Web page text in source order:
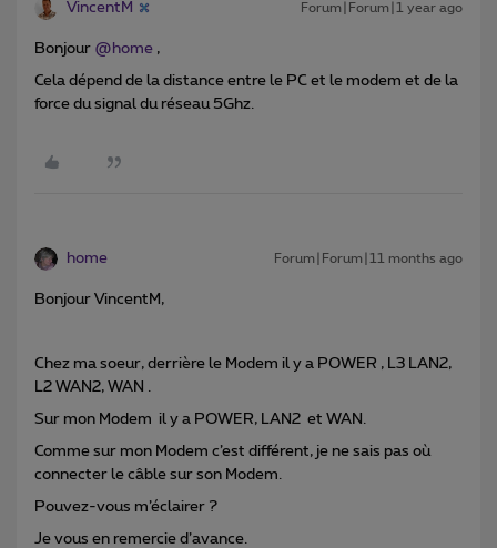
VincentM Forum|Forum|1 year ago
Bonjour ​ @home ,
Cela dépend de la distance entre le PC et le modem et de la
force du signal du réseau 5Ghz.
home Forum|Forum|11 months ago
Bonjour VincentM,
Chez ma soeur, derrière le Modem il y a POWER , L3 LAN2,
L2 WAN2, WAN .
Sur mon Modem il y a POWER, LAN2 et WAN.
Comme sur mon Modem c’est différent, je ne sais pas où
connecter le câble sur son Modem.
Pouvez-vous m’éclairer ?
Je vous en remercie d’avance.